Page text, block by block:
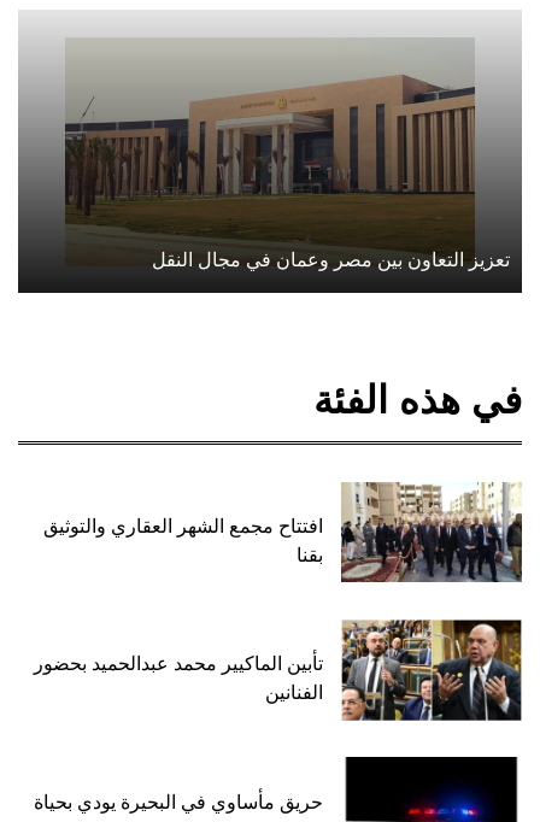
تعزيز التعاون بين مصر وعمان في مجال النقل
في هذه الفئة
افتتاح مجمع الشهر العقاري والتوثيق
بقنا
تأبين الماكيير محمد عبدالحميد بحضور
الفنانين
حريق مأساوي في البحيرة يودي بحياة